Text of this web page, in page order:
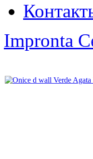
Impronta